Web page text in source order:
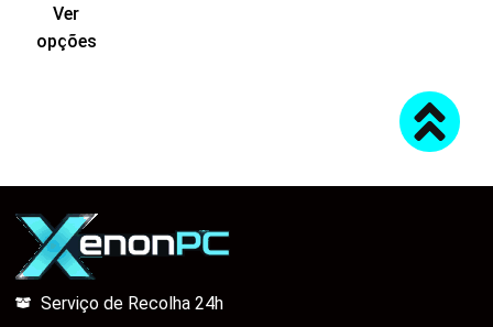
Ver
opções
Serviço de Recolha 24h